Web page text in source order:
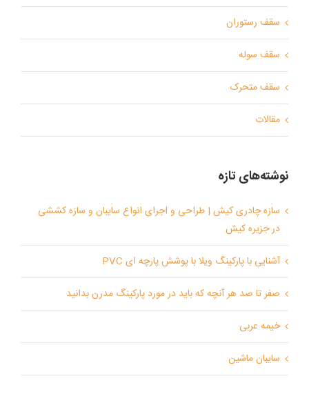
سقف رستوران
سقف سوله
سقف متحرک
مقالات
نوشته‌های تازه
سازه چادری کیش | طراحی و اجرای انواع سایبان و سازه کششی
در جزیره کیش
آشنایی با پارکینگ ویلا با پوشش پارچه ای PVC
صفر تا صد هر آنچه که باید در مورد پارکینگ مدرن بدانید
خیمه عربی
سایبان ماشین